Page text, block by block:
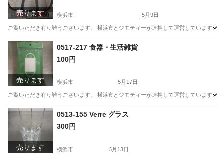
売ります 横浜市 5月9日
ご覧いただき有り難うございます。 横浜市とジモティーが連携して運営していま
神奈川 横浜市 リユース
売ります
0517-217 食器・生活雑貨
100円
横浜市 5月17日
ご覧いただき有り難うございます。 横浜市とジモティーが連携して運営していま
神奈川 横浜市 リユース
売ります
0513-155 Verre グラス
300円
横浜市 5月13日